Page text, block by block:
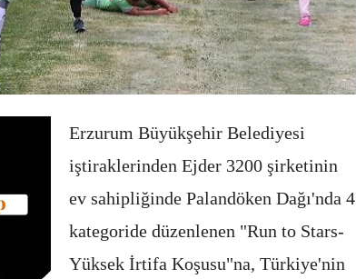
Erzurum Büyükşehir Belediyesi
iştiraklerinden Ejder 3200 şirketinin
ev sahipliğinde Palandöken Dağı'nda 4
kategoride düzenlenen "Run to Stars-
Yüksek İrtifa Koşusu"na, Türkiye'nin